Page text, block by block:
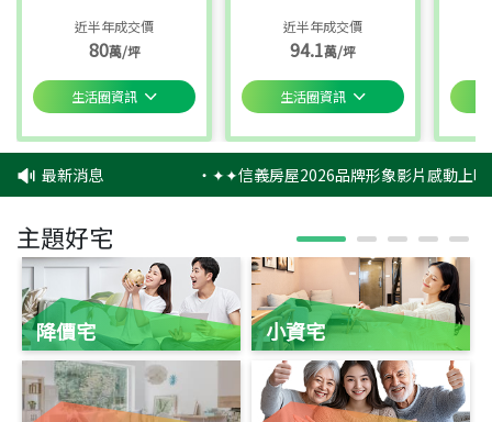
近半年成交價
80萬/坪
生活圈資訊
近半年成交價
94.1萬/坪
生活圈資訊
最新消息 ‧✦✦信義房屋2026品牌形象影片感動上
主題好宅
降價宅 小資宅